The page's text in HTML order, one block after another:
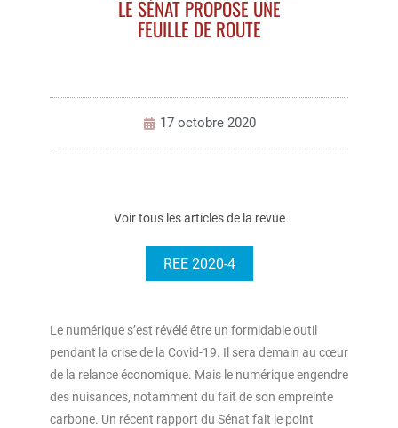
LE SÉNAT PROPOSE UNE
FEUILLE DE ROUTE
17 octobre 2020
Voir tous les articles de la revue
REE 2020-4
Le numérique s’est révélé être un formidable outil
pendant la crise de la Covid-19. Il sera demain au cœur
de la relance économique. Mais le numérique engendre
des nuisances, notamment du fait de son empreinte
carbone. Un récent rapport du Sénat fait le point